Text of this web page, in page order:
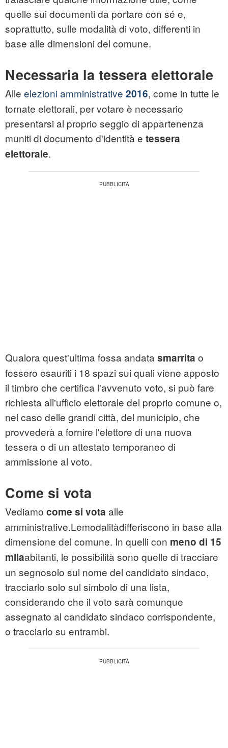
quelle sui documenti da portare con sé e,
soprattutto, sulle modalità di voto, differenti in
base alle dimensioni del comune.
Necessaria la tessera elettorale
Alle elezioni amministrative 2016, come in tutte le
tornate elettorali, per votare è necessario
presentarsi al proprio seggio di appartenenza
muniti di documento d'identità e tessera
elettorale.
Qualora quest'ultima fossa andata smarrita o
fossero esauriti i 18 spazi sui quali viene apposto
il timbro che certifica l'avvenuto voto, si può fare
richiesta all'ufficio elettorale del proprio comune o,
nel caso delle grandi città, del municipio, che
provvederà a fornire l'elettore di una nuova
tessera o di un attestato temporaneo di
ammissione al voto.
Come si vota
Vediamo come si vota alle
amministrative.Lemodalitàdifferiscono in base alla
dimensione del comune. In quelli con meno di 15
milaabitanti, le possibilità sono quelle di tracciare
un segnosolo sul nome del candidato sindaco,
tracciarlo solo sul simbolo di una lista,
considerando che il voto sarà comunque
assegnato al candidato sindaco corrispondente,
o tracciarlo su entrambi.